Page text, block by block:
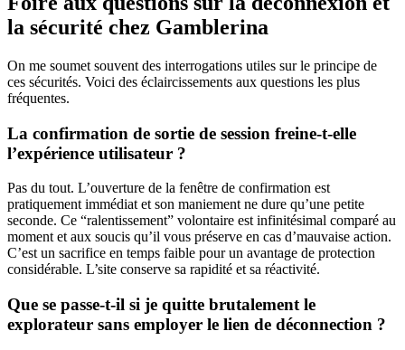
la sécurité chez Gamblerina
On me soumet souvent des interrogations utiles sur le principe de
ces sécurités. Voici des éclaircissements aux questions les plus
fréquentes.
La confirmation de sortie de session freine-t-elle
l’expérience utilisateur ?
Pas du tout. L’ouverture de la fenêtre de confirmation est
pratiquement immédiat et son maniement ne dure qu’une petite
seconde. Ce “ralentissement” volontaire est infinitésimal comparé au
moment et aux soucis qu’il vous préserve en cas d’mauvaise action.
C’est un sacrifice en temps faible pour un avantage de protection
considérable. L’site conserve sa rapidité et sa réactivité.
Que se passe-t-il si je quitte brutalement le
explorateur sans employer le lien de déconnection ?